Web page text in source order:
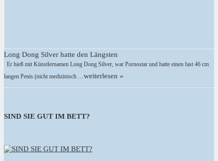
Long Dong Silver hatte den Längsten
Er hieß mit Künstlernamen Long Dong Silver, war Pornostar und hatte einen fast 46 cm
langen Penis (nicht medizinisch … weiterlesen »
SIND SIE GUT IM BETT?